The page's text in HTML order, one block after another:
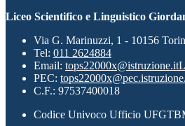
Liceo Scientifico e Linguistico
Via G. Marinuzzi, 1 - 10156
Tel: 011 2624884
Email: tops22000x@istruzione.it
PEC:
C.F.: 97537400018
Codice Univoco Ufficio